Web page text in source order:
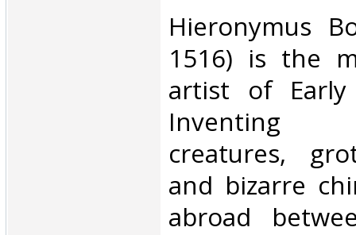
‎Hieronymus
1516) is the
artist of Early
Inventing
creatures,
and bizarre
abroad